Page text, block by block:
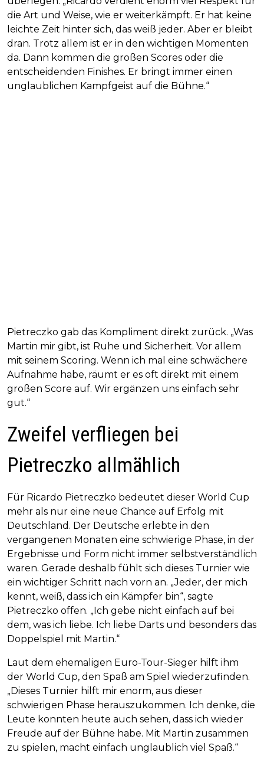
die Art und Weise, wie er weiterkämpft. Er hat keine
leichte Zeit hinter sich, das weiß jeder. Aber er bleibt
dran. Trotz allem ist er in den wichtigen Momenten
da. Dann kommen die großen Scores oder die
entscheidenden Finishes. Er bringt immer einen
unglaublichen Kampfgeist auf die Bühne.“
Pietreczko gab das Kompliment direkt zurück. „Was
Martin mir gibt, ist Ruhe und Sicherheit. Vor allem
mit seinem Scoring. Wenn ich mal eine schwächere
Aufnahme habe, räumt er es oft direkt mit einem
großen Score auf. Wir ergänzen uns einfach sehr
gut.“
Zweifel verfliegen bei
Pietreczko allmählich
Für Ricardo Pietreczko bedeutet dieser World Cup
mehr als nur eine neue Chance auf Erfolg mit
Deutschland. Der Deutsche erlebte in den
vergangenen Monaten eine schwierige Phase, in der
Ergebnisse und Form nicht immer selbstverständlich
waren. Gerade deshalb fühlt sich dieses Turnier wie
ein wichtiger Schritt nach vorn an. „Jeder, der mich
kennt, weiß, dass ich ein Kämpfer bin“, sagte
Pietreczko offen. „Ich gebe nicht einfach auf bei
dem, was ich liebe. Ich liebe Darts und besonders das
Doppelspiel mit Martin.“
Laut dem ehemaligen Euro-Tour-Sieger hilft ihm
der World Cup, den Spaß am Spiel wiederzufinden.
„Dieses Turnier hilft mir enorm, aus dieser
schwierigen Phase herauszukommen. Ich denke, die
Leute konnten heute auch sehen, dass ich wieder
Freude auf der Bühne habe. Mit Martin zusammen
zu spielen, macht einfach unglaublich viel Spaß.“